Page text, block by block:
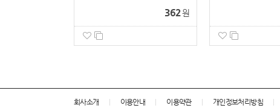
362원
회사소개 이용안내 이용약관 개인정보처리방침